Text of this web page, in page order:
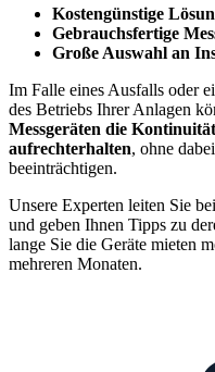
Kostengünstige
Gebrauchsfertige
Große Auswahl an
Im Falle eines Ausfalls oder
des Betriebs Ihrer Anlagen
Messgeräten die
aufrechterhalten, ohne
beeinträchtigen.
Unsere Experten leiten Sie
und geben Ihnen Tipps zu
lange Sie die Geräte mieten
mehreren Monaten.